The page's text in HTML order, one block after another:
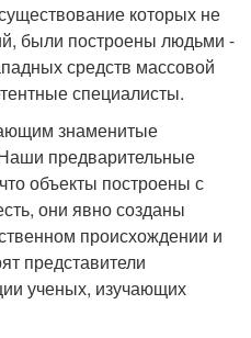
которых не
были построены людьми -
средств массовой
специалисты.
знаменитые
предварительные
объекты построены с
они явно созданы
происхождении и
представители
ученых, изучающих